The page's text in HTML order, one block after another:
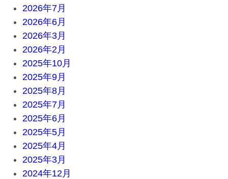
2026年7月
2026年6月
2026年3月
2026年2月
2025年10月
2025年9月
2025年8月
2025年7月
2025年6月
2025年5月
2025年4月
2025年3月
2024年12月